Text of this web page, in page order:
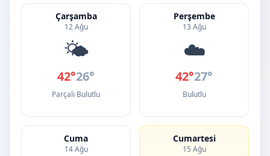
Çarşamba
12 Ağu
🌤️
42°26°
Parçalı Bulutlu
Perşembe
13 Ağu
☁️
42°27°
Bulutlu
Cuma
14 Ağu
Cumartesi
15 Ağu